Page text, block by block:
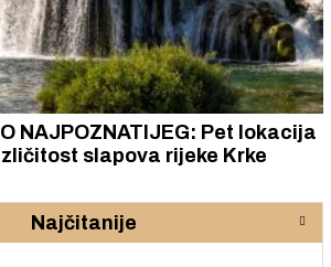
NAJPOZNATIJEG: Pet lokacija
slapova rijeke Krke
Najčitanije